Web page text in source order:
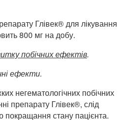
Глівек® для лікування
800 мг на добу.
побічних ефектів.
ефекти.
негематологічних побічних
препарату Глівек®, слід
покращання стану пацієнта.